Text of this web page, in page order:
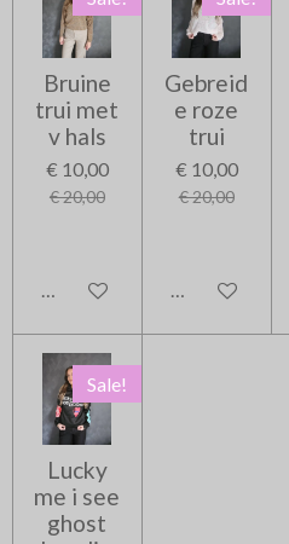
Bruine
trui met
v hals
€ 10,00
€ 20,00
In winkelwagen
Gebreid
e roze
trui
€ 10,00
€ 20,00
In winkelwagen
Sale!
Lucky
me i see
ghost